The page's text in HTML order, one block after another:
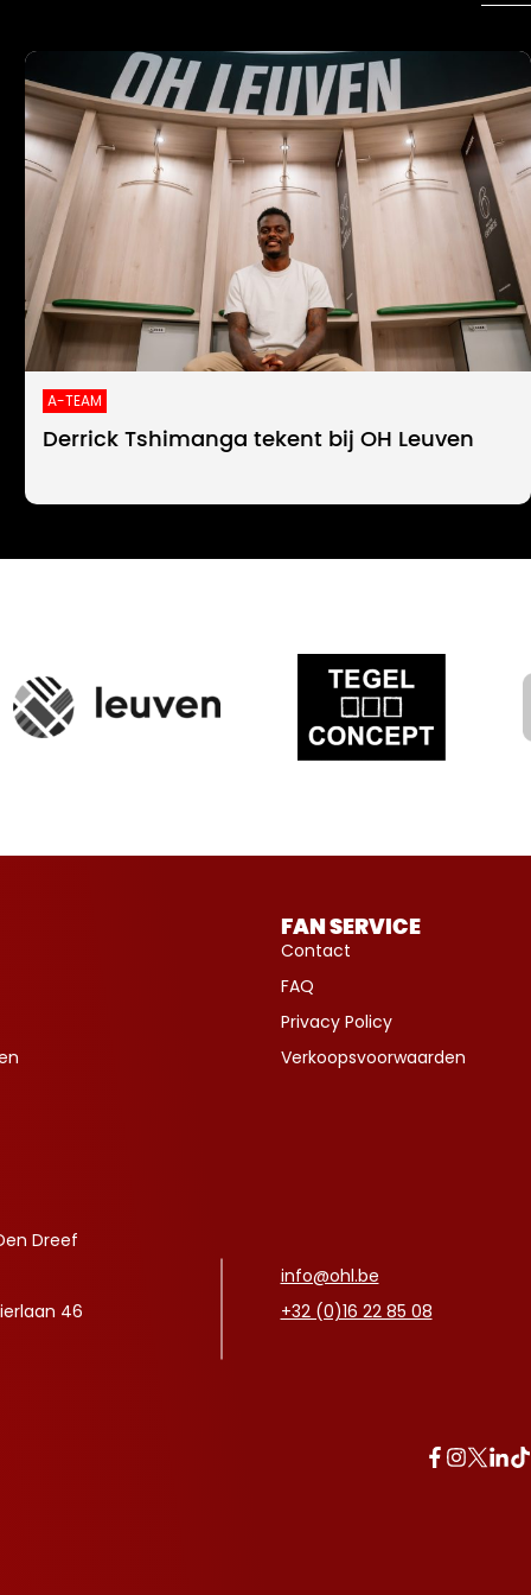
A-TEAM
Derrick Tshimanga tekent bij OH Leuven
FAN SERVICE
Contact
FAQ
Privacy Policy
Verkoopsvoorwaarden
Dreef
46
info@ohl.be
+32 (0)16 22 85 08